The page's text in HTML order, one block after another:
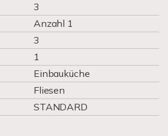
3
Anzahl 1
3
1
Einbauküche
Fliesen
STANDARD